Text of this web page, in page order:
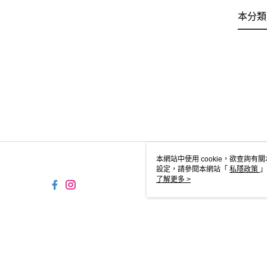
本分
本網站中使用 cookie，欲查詢有
設定，請參閱本網站「 私隱政策
用 cookie。
了解更多 >